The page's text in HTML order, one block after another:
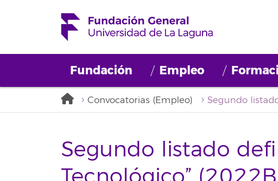
Fundación Empleo
Convocatorias (Empleo)
Segundo listado